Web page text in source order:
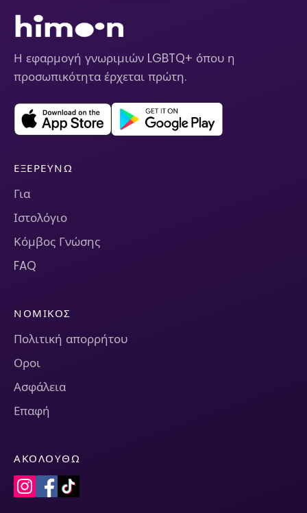
Η εφαρμογή γνωριμιών LGBTQ+ όπου η
προσωπικότητα έρχεται πρώτη.
ΕΞΕΡΕΥΝΏ
Για
Ιστολόγιο
Κόμβος Γνώσης
FAQ
ΝΟΜΙΚΌΣ
Πολιτική απορρήτου
Οροι
Ασφάλεια
Επαφή
ΑΚΟΛΟΥΘΏ